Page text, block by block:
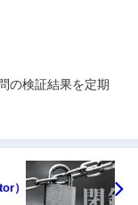
の検証結果を定期
）